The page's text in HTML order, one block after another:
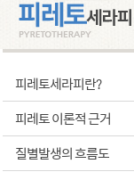
피레토세라피란?
피레토 이론적 근거
질별발생의 흐름도